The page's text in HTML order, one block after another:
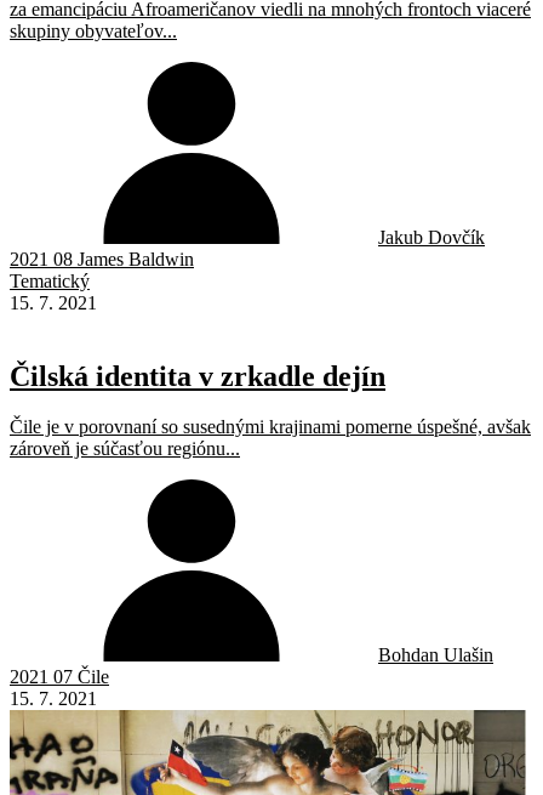
za emancipáciu Afroameričanov viedli na mnohých frontoch viaceré
skupiny obyvateľov...
Jakub Dovčík
2021 08 James Baldwin
Tematický
15. 7. 2021
Čilská identita v zrkadle dejín
Čile je v porovnaní so susednými krajinami pomerne úspešné, avšak
zároveň je súčasťou regiónu...
Bohdan Ulašin
2021 07 Čile
15. 7. 2021